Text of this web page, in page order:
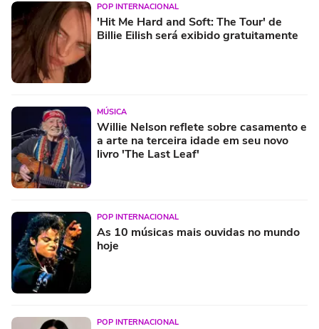
POP INTERNACIONAL
'Hit Me Hard and Soft: The Tour' de
Billie Eilish será exibido gratuitamente
MÚSICA
Willie Nelson reflete sobre casamento e
a arte na terceira idade em seu novo
livro 'The Last Leaf'
POP INTERNACIONAL
As 10 músicas mais ouvidas no mundo
hoje
POP INTERNACIONAL